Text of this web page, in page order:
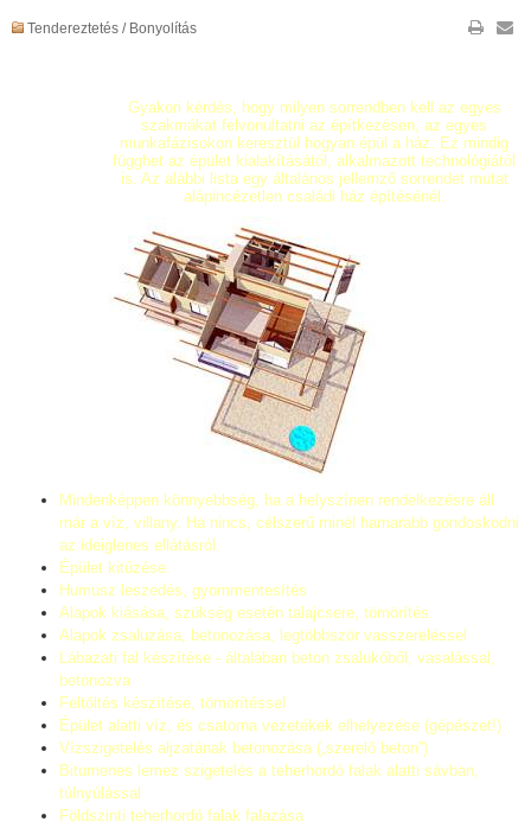
Tendereztetés / Bonyolítás
Gyakori kérdés, hogy milyen sorrendben kell az egyes
szakmákat felvonultatni az építkezésen, az egyes
munkafázisokon keresztül hogyan épül a ház. Ez mindig
függhet az épület kialakításától, alkalmazott technológiától
is. Az alábbi lista egy általános jellemző sorrendet mutat
alápincézetlen családi ház építésénél.
Mindenképpen könnyebbség, ha a helyszínen rendelkezésre áll
már a víz, villany. Ha nincs, célszerű minél hamarabb gondoskodni
az ideiglenes ellátásról.
Épület kitűzése.
Humusz leszedés, gyommentesítés
Alapok kiásása, szükség esetén talajcsere, tömörítés.
Alapok zsaluzása, betonozása, legtöbbször vasszereléssel
Lábazati fal készítése - általában beton zsalukőből, vasalással,
betonozva
Feltöltés készítése, tömörítéssel
Épület alatti víz, és csatorna vezetékek elhelyezése (gépészet!)
Vízszigetelés aljzatának betonozása („szerelő beton”)
Bitumenes lemez szigetelés a teherhordó falak alatti sávban,
túlnyúlással
Földszinti teherhordó falak falazása